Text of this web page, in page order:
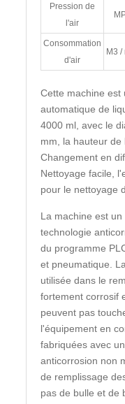
Pression de
l'air
Consommation
d'air
M3 /
Cette machine est
automatique de
4000 ml, avec le
mm, la hauteur de
Changement en
Nettoyage facile,
pour le nettoyage
La machine est
technologie
du programme
et pneumatique.
utilisée dans le
fortement corrosif
peuvent pas
l'équipement en
fabriquées avec
anticorrosion non
de remplissage
pas de bulle et de